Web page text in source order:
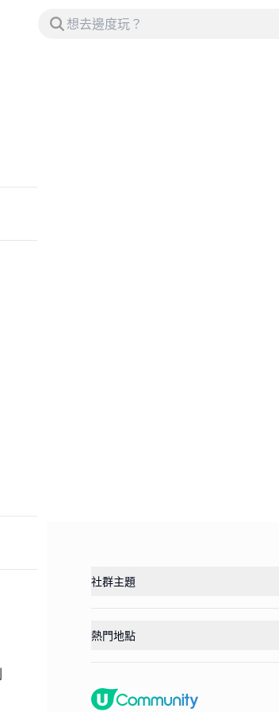
社群主題
熱門地點